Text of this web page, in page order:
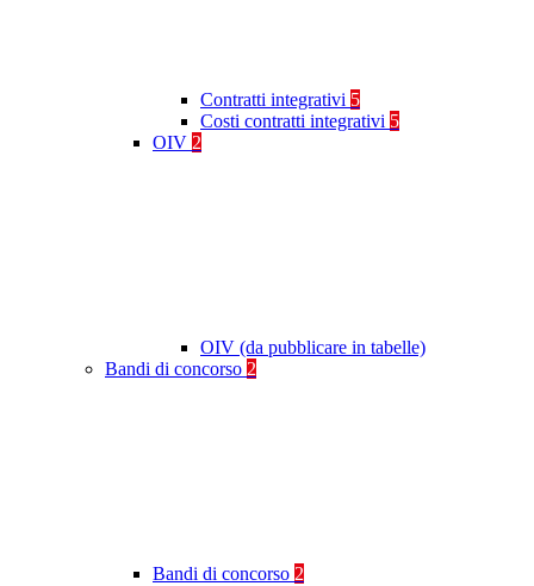
Contratti integrativi 5
Costi contratti integrativi 5
OIV 2
OIV (da pubblicare in tabelle)
Bandi di concorso 2
Bandi di concorso 2